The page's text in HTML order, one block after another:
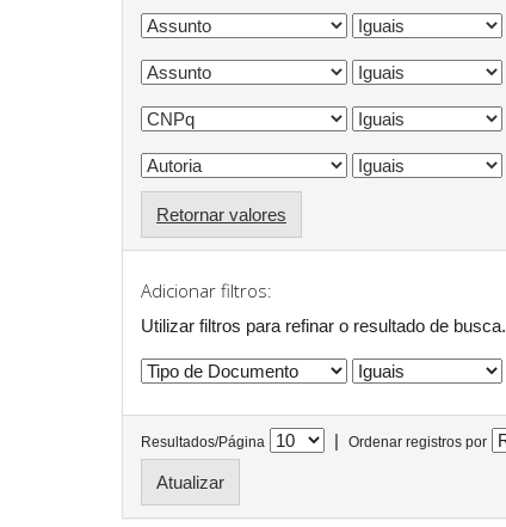
Retornar valores
Adicionar filtros:
Utilizar filtros para refinar o resultado de busca.
Resultados/Página | Ordenar registros por